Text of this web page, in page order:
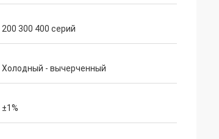
200 300 400 серий
Холодный - вычерченный
±1%